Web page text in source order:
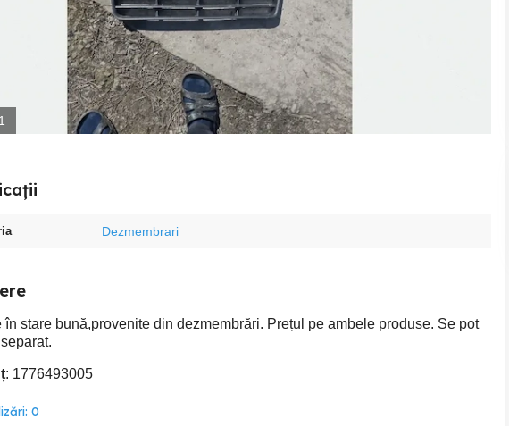
Dezmembrari
în stare bună,provenite din dezmembrări. Prețul pe ambele produse. Se pot
: 1776493005
0